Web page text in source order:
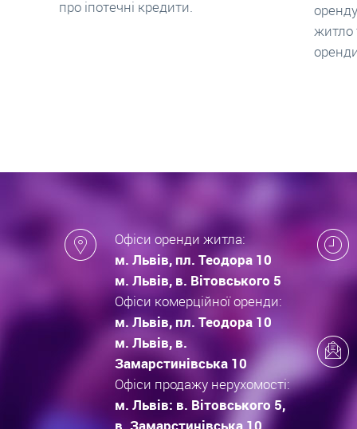
оренду квартири. Законно здати
ціни
Офіси оренди житла:
м. Львів, пл. Теодора 10
м. Львів, в. Вітовського 5
Офіси комерційної оренди:
м. Львів, пл. Теодора 10
м. Львів, в.
Замарстинівська 10
Офіси продажу нерухомості:
м. Львів: в. Вітовського 5,